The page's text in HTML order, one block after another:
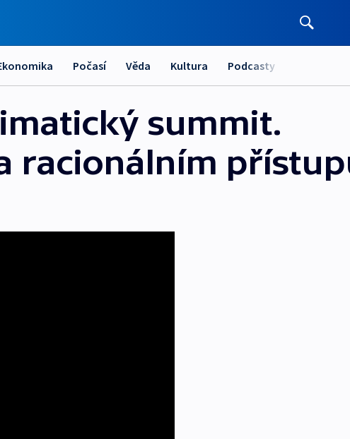
Počasí Věda Kultura Podcasty
summit.
racionálním